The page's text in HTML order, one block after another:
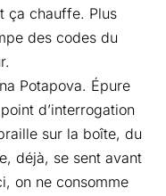
ça chauffe. Plus
des codes du
Potapova. Épure
d’interrogation
sur la boîte, du
déjà, se sent avant
on ne consomme